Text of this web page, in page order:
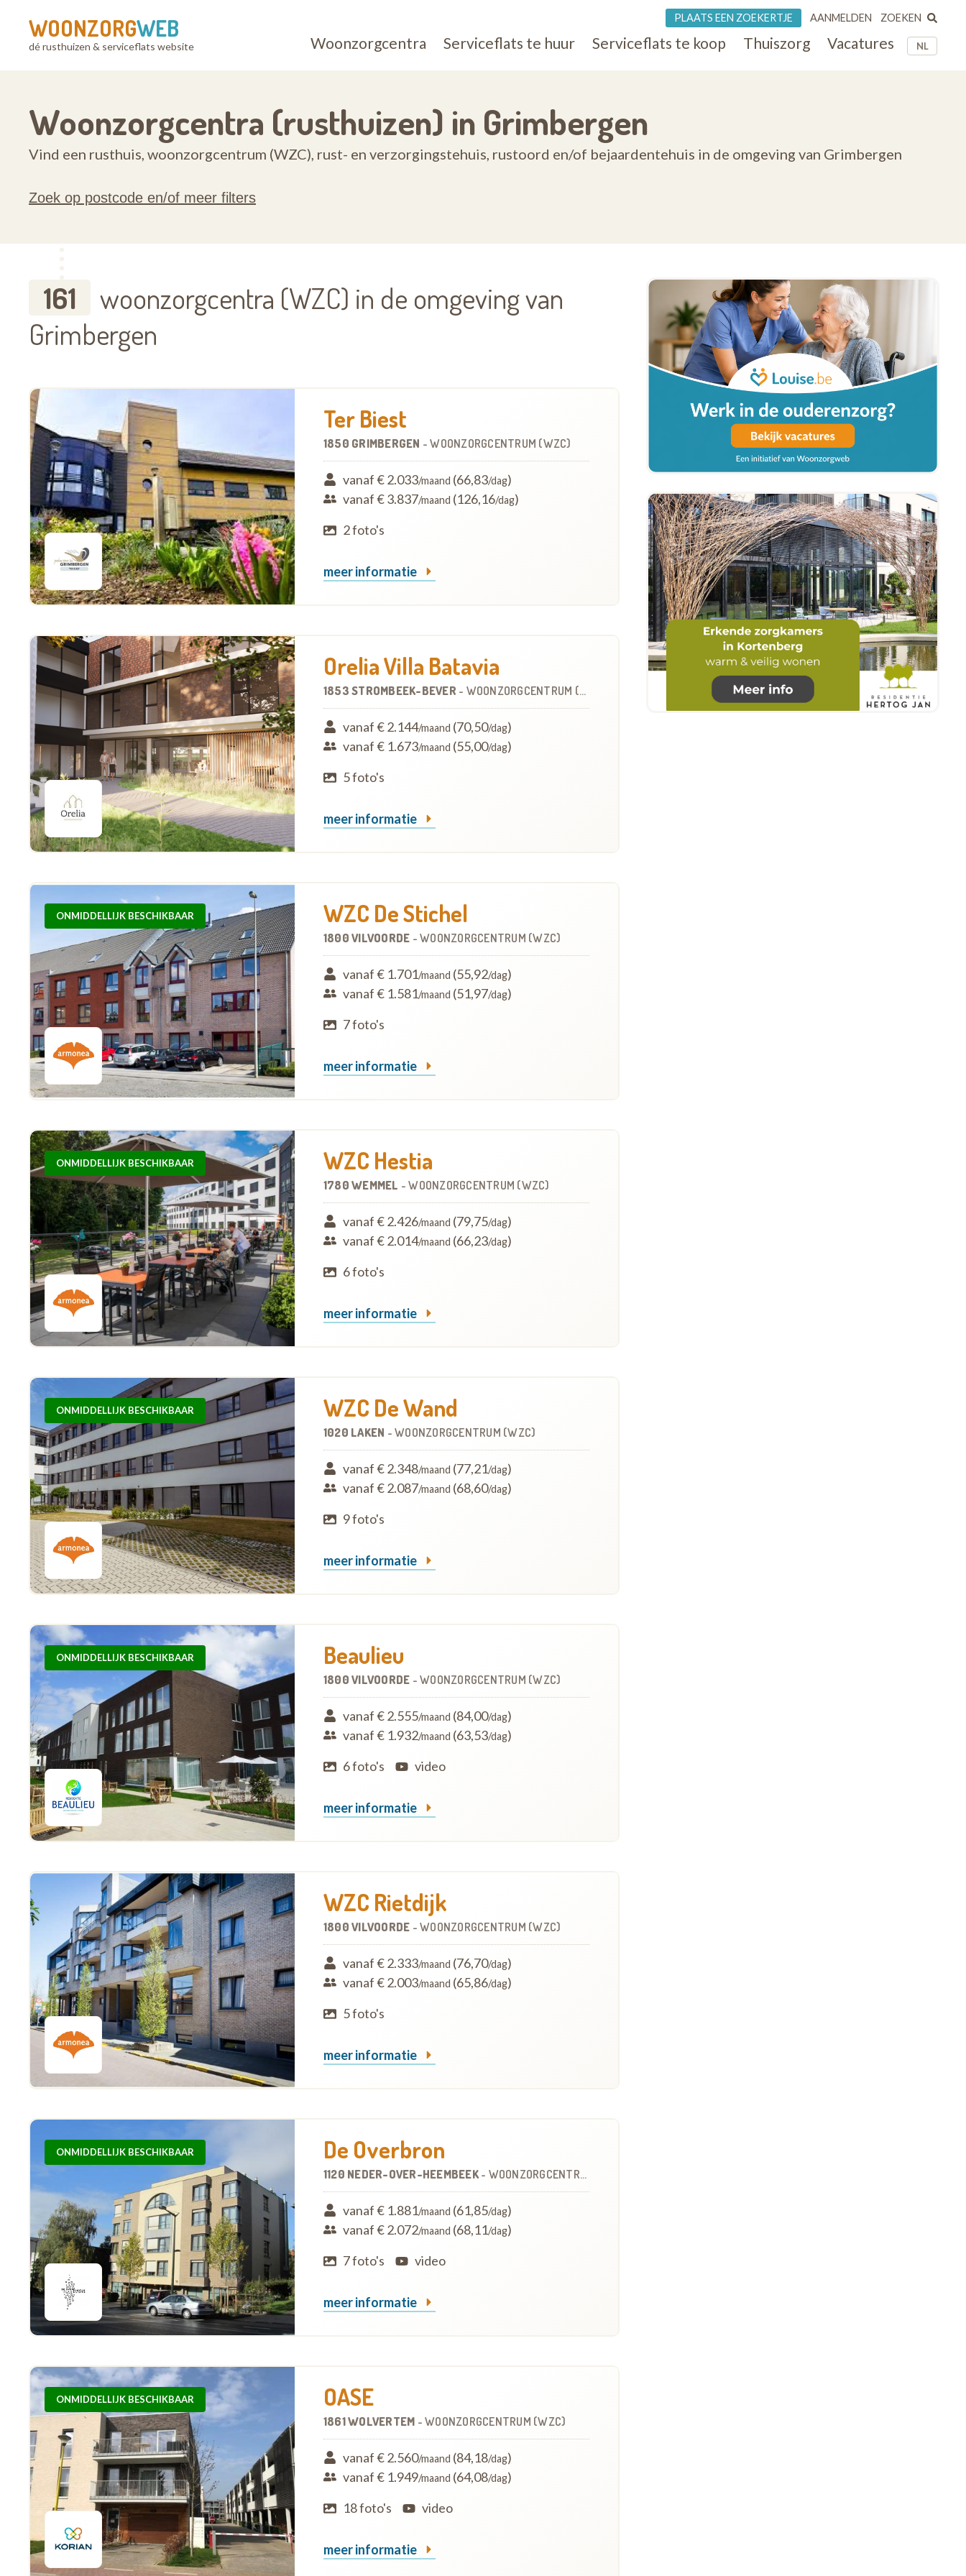
WOONZORGWEB
dé rusthuizen & serviceflats website NL
Woonzorgcentra Serviceflats te huur Serviceflats te koop Thuiszorg Vacatures
PLAATS EEN ZOEKERTJE AANMELDEN ZOEKEN
Woonzorgcentra (rusthuizen) in Grimbergen
Vind een rusthuis, woonzorgcentrum (WZC), rust- en verzorgingstehuis, rustoord en/of bejaardentehuis in de omgeving van Grimbergen
Zoek op postcode en/of meer filters
161
woonzorgcentra (WZC) in de omgeving van
Grimbergen
Ter Biest
1850 GRIMBERGEN -WOONZORGCENTRUM (WZC)
vanaf € 2.033/maand (66,83/dag)
vanaf € 3.837/maand (126,16/dag)
2 foto's
meer informatie
Orelia Villa Batavia
1853 STROMBEEK-BEVER - WOONZORGCENTRUM (WZC)
vanaf € 2.144/maand (70,50/dag)
vanaf € 1.673/maand (55,00/dag)
5 foto's
meer informatie
ONMIDDELLIJK BESCHIKBAAR WZC De Stichel
1800 VILVOORDE -WOONZORGCENTRUM (WZC)
vanaf € 1.701/maand (55,92/dag)
vanaf € 1.581/maand (51,97/dag)
7 foto's
meer informatie
ONMIDDELLIJK BESCHIKBAAR WZC Hestia
1780 WEMMEL -WOONZORGCENTRUM (WZC)
vanaf € 2.426/maand (79,75/dag)
vanaf € 2.014/maand (66,23/dag)
6 foto's
meer informatie
ONMIDDELLIJK BESCHIKBAAR WZC De Wand
1020 LAKEN -WOONZORGCENTRUM (WZC)
vanaf € 2.348/maand (77,21/dag)
vanaf € 2.087/maand (68,60/dag)
9 foto's
meer informatie
ONMIDDELLIJK BESCHIKBAAR Beaulieu
1800 VILVOORDE -WOONZORGCENTRUM (WZC)
vanaf € 2.555/maand (84,00/dag)
vanaf € 1.932/maand (63,53/dag)
6 foto's
video
meer informatie
WZC Rietdijk
1800 VILVOORDE -WOONZORGCENTRUM (WZC)
vanaf € 2.333/maand (76,70/dag)
vanaf € 2.003/maand (65,86/dag)
5 foto's
meer informatie
ONMIDDELLIJK BESCHIKBAAR De Overbron
1120 NEDER-OVER-HEEMBEEK- WOONZORGCENTRUM (WZC)
vanaf € 1.881/maand (61,85/dag)
vanaf € 2.072/maand (68,11/dag)
7 foto's
video
meer informatie
ONMIDDELLIJK BESCHIKBAAR OASE
1861 WOLVERTEM -WOONZORGCENTRUM (WZC)
vanaf € 2.560/maand (84,18/dag)
vanaf € 1.949/maand (64,08/dag)
18 foto's
video
meer informatie